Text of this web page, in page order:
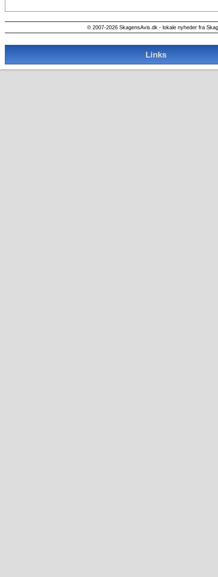
© 2007-2026 SkagensAvis.dk - lokale nyheder fra
Links